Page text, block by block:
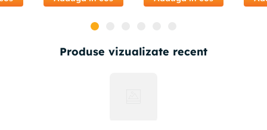
Produse vizualizate recent